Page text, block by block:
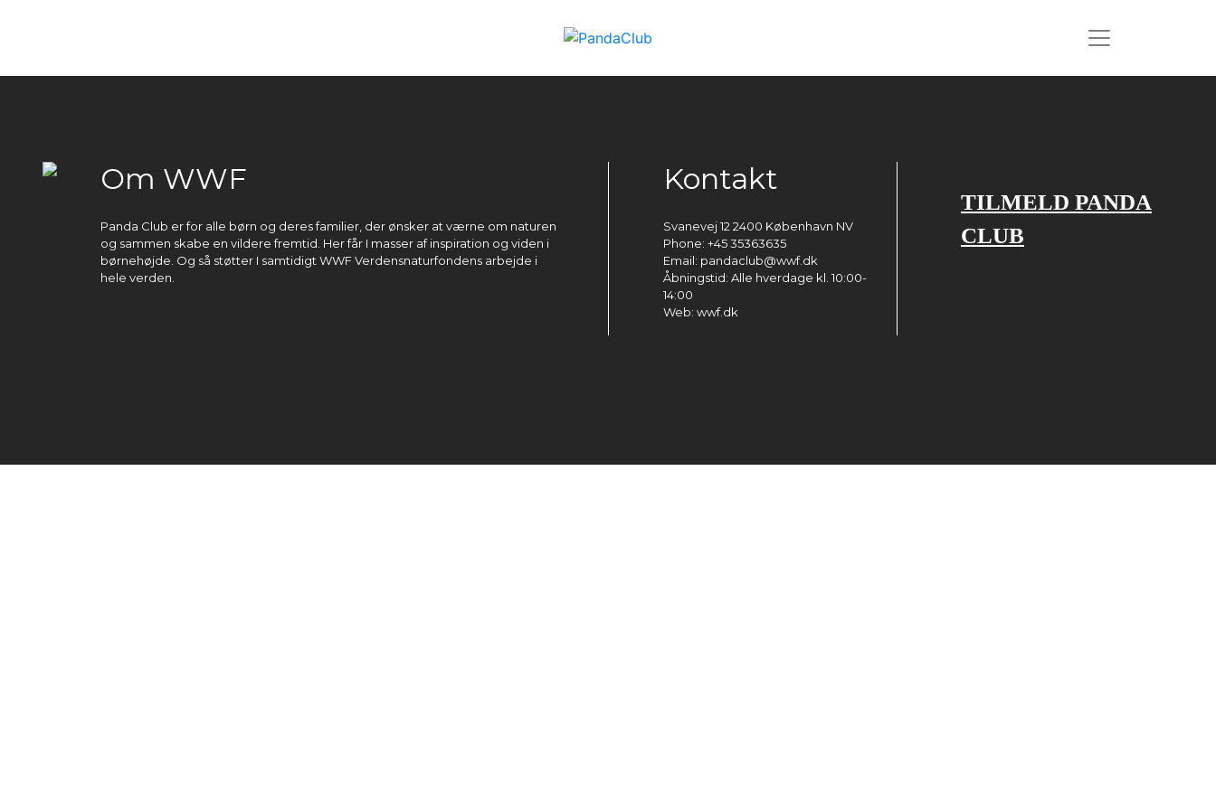
Om WWF
Panda Club er for alle børn og deres familier, der ønsker at værne om naturen
og sammen skabe en vildere fremtid. Her får I masser af inspiration og viden i
børnehøjde. Og så støtter I samtidigt WWF Verdensnaturfondens arbejde i
hele verden.
Kontakt
Svanevej 12 2400 København NV
Phone: +45 35363635
Email: pandaclub@wwf.dk
Åbningstid: Alle hverdage kl. 10:00-
14:00
Web: wwf.dk
TILMELD PANDA
CLUB